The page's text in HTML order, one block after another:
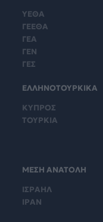
ΥΕΘΑ
ΓΕΕΘΑ
ΓΕΑ
ΓΕΝ
ΓΕΣ
ΕΛΛΗΝΟΤΟΥΡΚΙΚΑ
ΚΥΠΡΟΣ
ΤΟΥΡΚΙΑ
ΜΕΣΗ ΑΝΑΤΟΛΗ
ΙΣΡΑΗΛ
ΙΡΑΝ